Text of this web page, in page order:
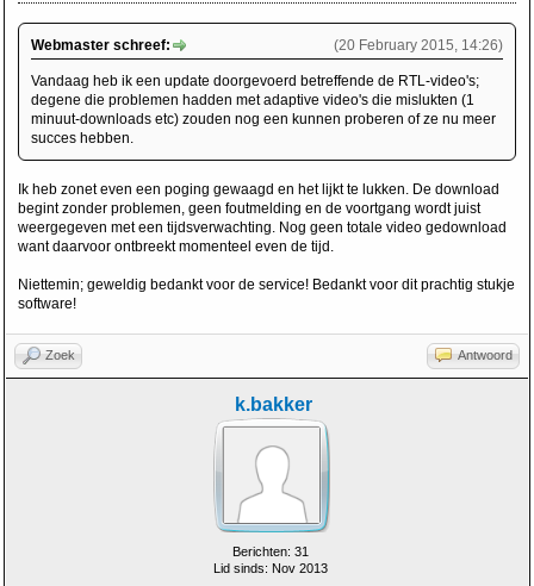
(20 February 2015, 14:26)
Webmaster schreef:
Vandaag heb ik een update doorgevoerd betreffende de RTL-video's;
degene die problemen hadden met adaptive video's die mislukten (1
minuut-downloads etc) zouden nog een kunnen proberen of ze nu meer
succes hebben.
Ik heb zonet even een poging gewaagd en het lijkt te lukken. De download
begint zonder problemen, geen foutmelding en de voortgang wordt juist
weergegeven met een tijdsverwachting. Nog geen totale video gedownload
want daarvoor ontbreekt momenteel even de tijd.
Niettemin; geweldig bedankt voor de service! Bedankt voor dit prachtig stukje
software!
Zoek Antwoord
k.bakker
Berichten: 31
Lid sinds: Nov 2013